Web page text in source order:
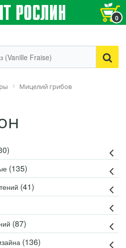
0
Мицелий грибов
(135)
(41)
(87)
(136)